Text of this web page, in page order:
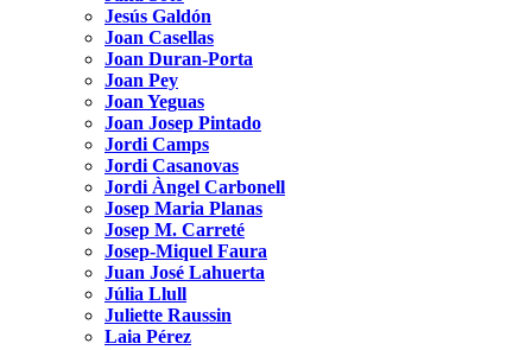
Jesús Galdón
Joan Casellas
Joan Duran-Porta
Joan Pey
Joan Yeguas
Joan Josep Pintado
Jordi Camps
Jordi Casanovas
Jordi Àngel Carbonell
Josep Maria Planas
Josep M. Carreté
Josep-Miquel Faura
Juan José Lahuerta
Júlia Llull
Juliette Raussin
Laia Pérez